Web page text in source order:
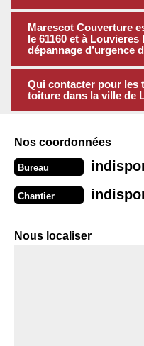
Marescot Couverture
le 61160 et à
dépannage d’urgence
Qui contacter pour les
toiture dans la ville de
Nos coordonnées
Bureau
Chantier
Nous localiser